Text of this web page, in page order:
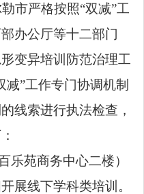
市严格按照“双减”工
办公厅等十二部门
变异培训防范治理工
”工作专门协调机制
线索进行执法检查，
乐苑商务中心二楼）
展线下学科类培训。